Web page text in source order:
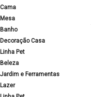
Cama
Mesa
Banho
Decoração Casa
Linha Pet
Beleza
Jardim e Ferramentas
Lazer